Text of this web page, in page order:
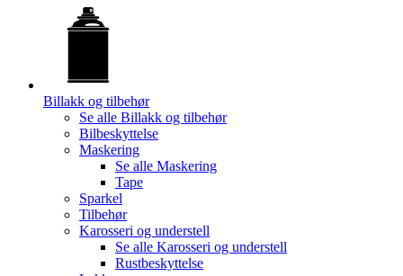
Billakk og tilbehør
Se alle Billakk og tilbehør
Bilbeskyttelse
Maskering
Se alle Maskering
Tape
Sparkel
Tilbehør
Karosseri og understell
Se alle Karosseri og understell
Rustbeskyttelse